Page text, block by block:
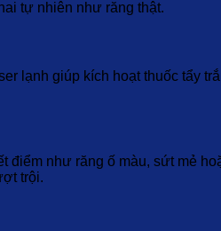
tự nhiên như răng thật.
lạnh giúp kích hoạt thuốc tẩy
như răng ố màu, sứt mẻ
trội.